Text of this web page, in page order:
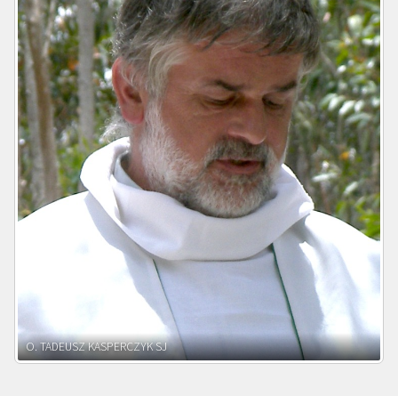
O. ADNRZEJ LEŚNIARA SJ